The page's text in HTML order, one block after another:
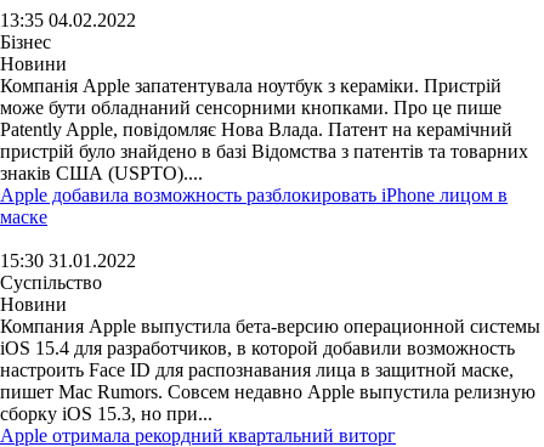
13:35 04.02.2022
Бізнес
Новини
Компанія Apple запатентувала ноутбук з кераміки. Пристрій
може бути обладнаний сенсорними кнопками. Про це пише
Patently Apple, повідомляє Нова Влада. Патент на керамічний
пристрій було знайдено в базі Відомства з патентів та товарних
знаків США (USPTO)....
Apple добавила возможность разблокировать iPhone лицом в
маске
15:30 31.01.2022
Суспільство
Новини
Компания Apple выпустила бета-версию операционной системы
iOS 15.4 для разработчиков, в которой добавили возможность
настроить Face ID для распознавания лица в защитной маске,
пишет Mac Rumors. Совсем недавно Apple выпустила релизную
сборку iOS 15.3, но при...
Apple отримала рекордний квартальний виторг